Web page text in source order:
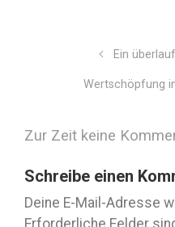
Ein
Wertschöpfung
Zur Zeit keine
Schreibe einen
Deine E-Mail-Adresse
Erforderliche Felder